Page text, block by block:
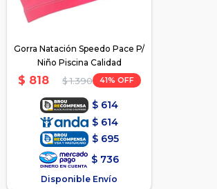
Gorra Natación Speedo Pace P/
Niño Piscina Calidad
$ 818 $ 1.390 41
$ 614
$ 614
$ 695
$ 736
Disponible Envío